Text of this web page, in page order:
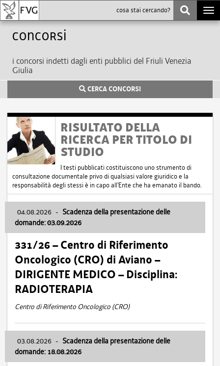
Concorsi
i concorsi indetti dagli enti pubblici del Friuli Venezia
Giulia
CERCA CONCORSI
RISULTATO DELLA
RICERCA PER TITOLO DI
STUDIO
I testi pubblicati costituiscono uno strumento di
consultazione documentale privo di qualsiasi valore giuridico e la
responsabilità degli stessi è in capo all'Ente che ha emanato il bando.
04.08.2026 - Scadenza della presentazione delle
domande: 03.09.2026
331/26 – Centro di Riferimento
Oncologico (CRO) di Aviano –
DIRIGENTE MEDICO – Disciplina:
RADIOTERAPIA
Centro di Riferimento Oncologico (CRO)
03.08.2026 - Scadenza della presentazione delle
domande: 18.08.2026